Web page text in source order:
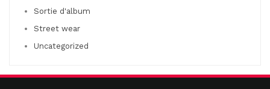
Sortie d'album
Street wear
Uncategorized